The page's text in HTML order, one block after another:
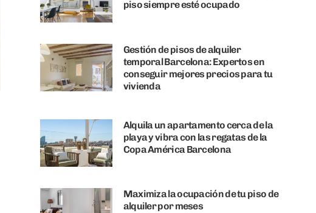
piso siempre esté ocupado
Gestión de pisos de alquiler
temporal Barcelona: Expertos en
conseguir mejores precios para tu
vivienda
Alquila un apartamento cerca de la
playa y vibra con las regatas de la
Copa América Barcelona
Maximiza la ocupación de tu piso de
alquiler por meses